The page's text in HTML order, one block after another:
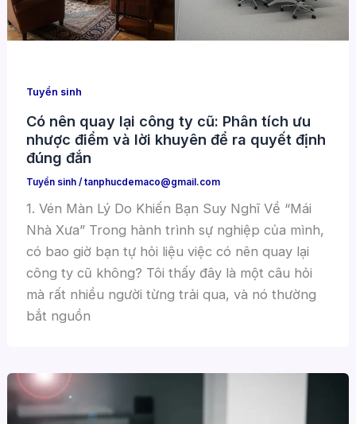
Tuyển sinh
Có nên quay lại công ty cũ: Phân tích ưu
nhược điểm và lời khuyên để ra quyết định
đúng đắn
Tuyển sinh /tanphucdemaco@gmail.com
1. Vén Màn Lý Do Khiến Bạn Suy Nghĩ Về “Mái
Nhà Xưa” Trong hành trình sự nghiệp của mình,
có bao giờ bạn tự hỏi liệu việc có nên quay lại
công ty cũ không? Tôi thấy đây là một câu hỏi
mà rất nhiều người từng trải qua, và nó thường
bắt nguồn